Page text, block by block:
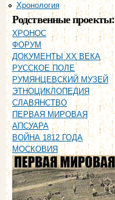
Хронология
Родственные проекты:
ХРОНОС
ФОРУМ
ДОКУМЕНТЫ XX ВЕКА
РУССКОЕ ПОЛЕ
РУМЯНЦЕВСКИЙ МУЗЕЙ
ЭТНОЦИКЛОПЕДИЯ
СЛАВЯНСТВО
ПЕРВАЯ МИРОВАЯ
АПСУАРА
ВОЙНА 1812 ГОДА
МОСКОВИЯ